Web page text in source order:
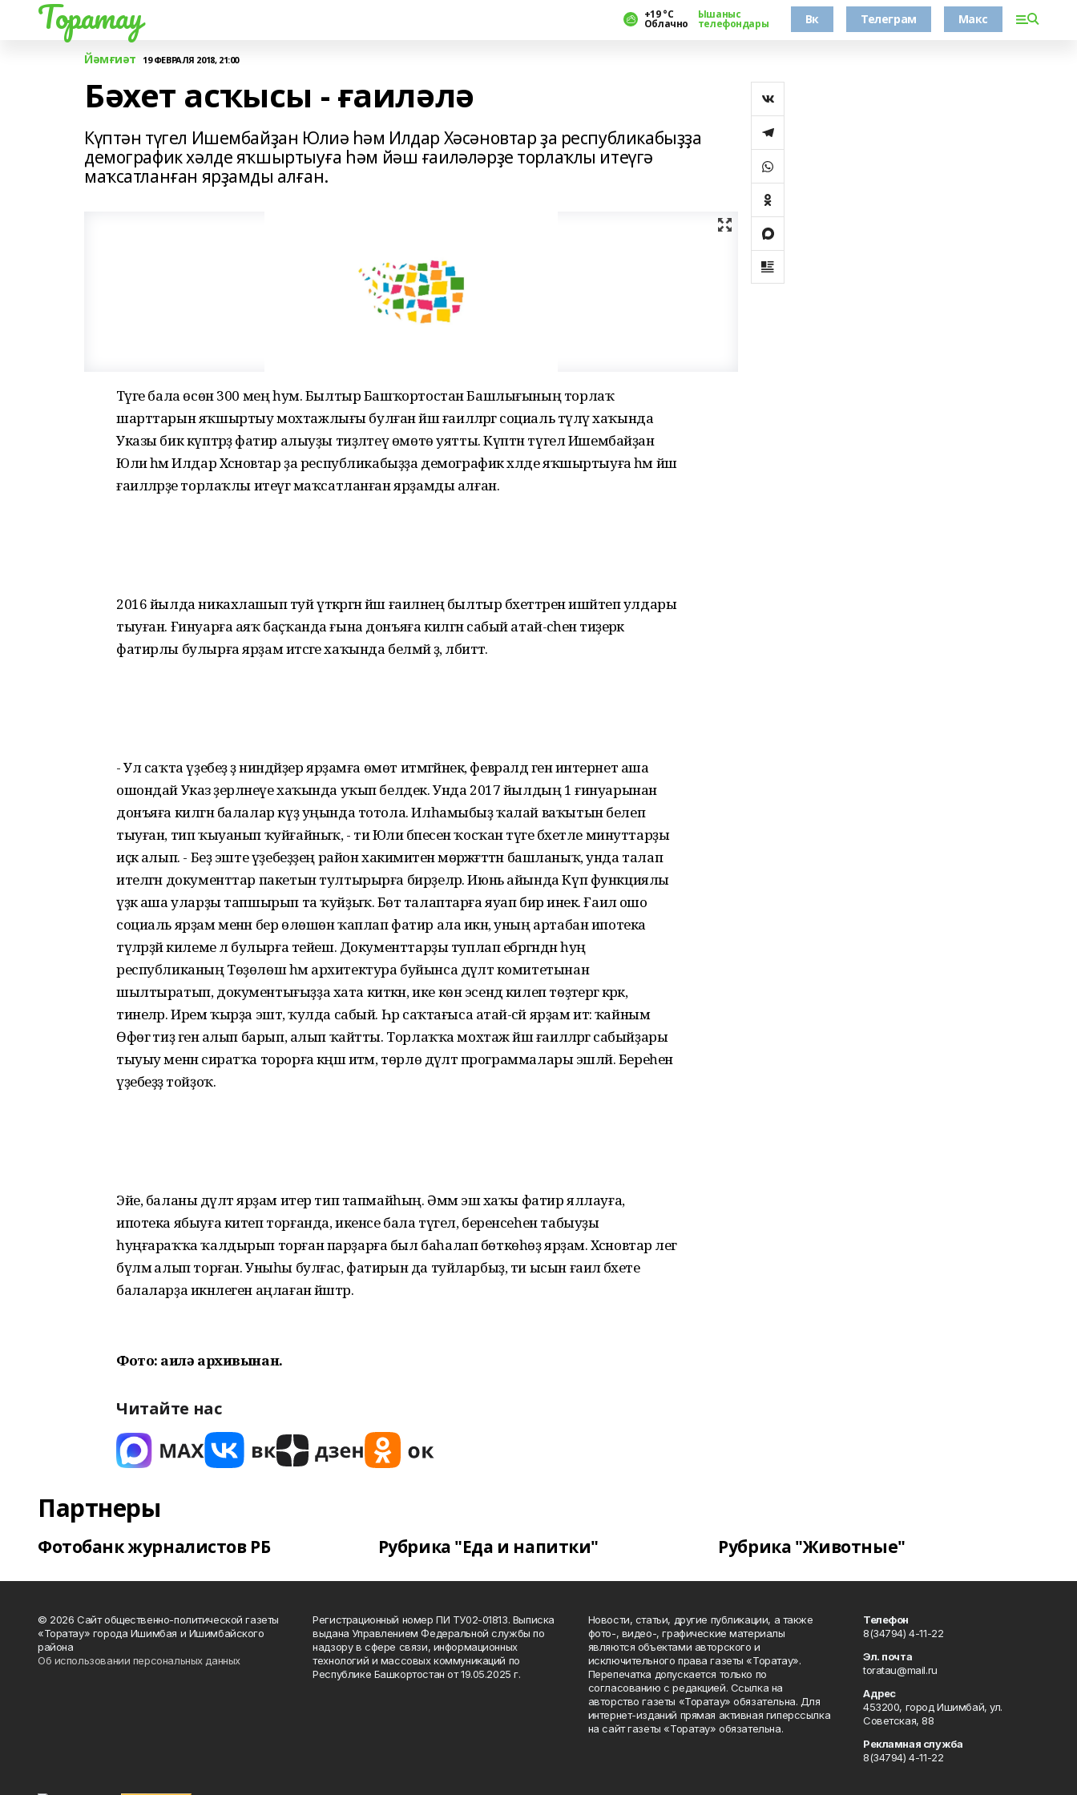
Торатау +19 °С
Облачно
Ышаныс
телефондары Вк Телеграм Макс
Йәмғиәт 19 ФЕВРАЛЯ 2018, 21:00
Бәхет асҡысы - ғаиләлә
Күптән түгел Ишембайҙан Юлиә һәм Илдар Хәсәновтар ҙа республикабыҙҙа
демографик хәлде яҡшыртыуға һәм йәш ғаиләләрҙе торлаҡлы итеүгә
маҡсатланған ярҙамды алған.
Тәүге бала өсөн 300 мең һум. Былтыр Башҡортостан Башлығының торлаҡ
шарттарын яҡшыртыу мохтажлығы булған йәш ғаиләләргә социаль түләү хаҡында
Указы бик күптәрҙә фатир алыуҙы тиҙләтеү өмөтө уятты. Күптән түгел Ишембайҙан
Юлиә һәм Илдар Хәсәновтар ҙа республикабыҙҙа демографик хәлде яҡшыртыуға һәм йәш
ғаиләләрҙе торлаҡлы итеүгә маҡсатланған ярҙамды алған.
2016 йылда никахлашып туй үткәргән йәш ғаиләнең былтыр бәхеттәрен ишәйтеп улдары
тыуған. Ғинуарға аяҡ баҫҡанда ғына донъяға килгән сабый атай-әсәһенә тиҙерәк
фатирлы булырға ярҙам итәсәге хаҡында белмәй ҙә, әлбиттә.
- Ул саҡта үҙебеҙ ҙә ниндәйҙер ярҙамға өмөт итмәгәйнек, февралдә генә интернет аша
ошондай Указ әҙерләнеүе хаҡында уҡып белдек. Унда 2017 йылдың 1 ғинуарынан
донъяға килгән балалар күҙ уңында тотола. Илһамыбыҙ ҡалай ваҡытын белеп
тыуған, тип ҡыуанып ҡуйғайныҡ, - ти Юлиә бәпесен ҡосҡан тәүге бәхетле минуттарҙы
иҫкә алып. - Беҙ эште үҙебеҙҙең район хакимиәтенә мөрәжәғәттән башланыҡ, унда талап
ителгән документтар пакетын тултырырға бирҙеләр. Июнь айында Күп функциялы
үҙәк аша уларҙы тапшырып та ҡуйҙыҡ. Бөтә талаптарға яуап бирә инек. Ғаилә ошо
социаль ярҙам менән бер өлөшөн ҡаплап фатир ала икән, уның артабан ипотека
түләрҙәй килеме лә булырға тейеш. Документтарҙы туплап ебәргәндән һуң
республиканың Төҙөлөш һәм архитектура буйынса дәүләт комитетынан
шылтыратып, документығыҙҙа хата киткән, ике көн эсендә килеп төҙәтергә кәрәк,
тинеләр. Ирем ҡырҙа эштә, ҡулда сабый. Һәр саҡтағыса атай-әсәй ярҙам итә: ҡайным
Өфөгә тиҙ генә алып барып, алып ҡайтты. Торлаҡҡа мохтаж йәш ғаиләләргә сабыйҙары
тыуыу менән сиратҡа торорға кәңәш итәм, төрлө дәүләт программалары эшләй. Береһен
үҙебеҙҙә тойҙоҡ.
Эйе, баланы дәүләт ярҙам итер тип тапмайһың. Әммә эш хаҡы фатир яллауға,
ипотека ябыуға китеп торғанда, икенсе бала түгел, беренсеһен табыуҙы
һуңғараҡҡа ҡалдырып торған парҙарға был баһалап бөткөһөҙ ярҙам. Хәсәновтар әлегә
бүлмә алып торған. Уныһы булғас, фатирын да туйларбыҙ, ти ысын ғаилә бәхете
балаларҙа икәнлеген аңлаған йәштәр.
Фото: ғаилә архивынан.
Читайте нас
Партнеры
Фотобанк журналистов РБ Рубрика "Еда и напитки" Рубрика "Животные"
© 2026 Сайт общественно-политической газеты
«Торатау» города Ишимбая и Ишимбайского
района
Об использовании персональных данных
Регистрационный номер ПИ ТУ02-01813. Выписка
выдана Управлением Федеральной службы по
надзору в сфере связи, информационных
технологий и массовых коммуникаций по
Республике Башкортостан от 19.05.2025 г.
Новости, статьи, другие публикации, а также
фото-, видео-, графические материалы
являются объектами авторского и
исключительного права газеты «Торатау».
Перепечатка допускается только по
согласованию с редакцией. Ссылка на
авторство газеты «Торатау» обязательна. Для
интернет-изданий прямая активная гиперссылка
на сайт газеты «Торатау» обязательна.
Телефон
8(34794) 4-11-22
Эл. почта
toratau@mail.ru
Адрес
453200, город Ишимбай, ул.
Советская, 88
Рекламная служба
8(34794) 4-11-22